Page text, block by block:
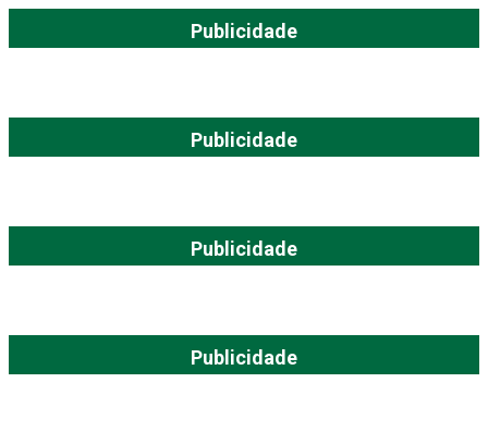
Publicidade
Publicidade
Publicidade
Publicidade